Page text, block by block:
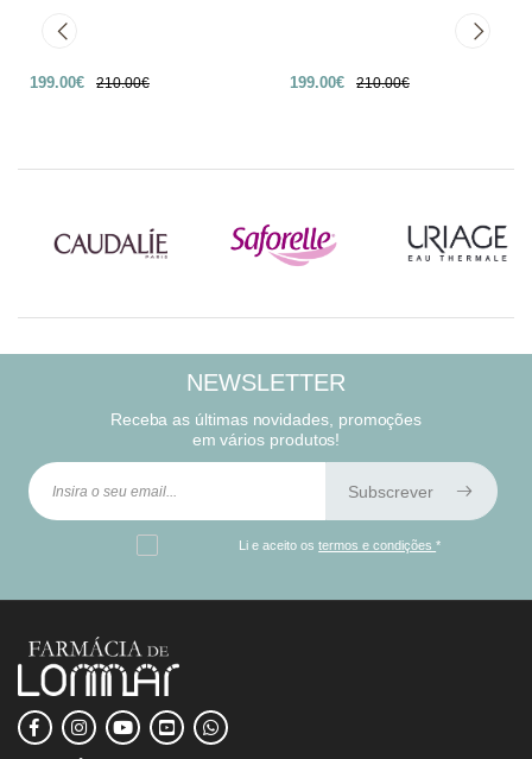
199.00€ 210.00€ 199.00€ 210.00€
NEWSLETTER
Receba as últimas novidades, promoções
em vários produtos!
Subscrever
Li e aceito ostermos e condições*